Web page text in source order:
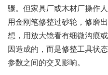
骤。但家具厂或木材厂操作
用金刚笔修整过砂轮，修磨
想，用放大镜看有细微沟痕
因造成的，而是修整工具状
参数之间的交叉影响。